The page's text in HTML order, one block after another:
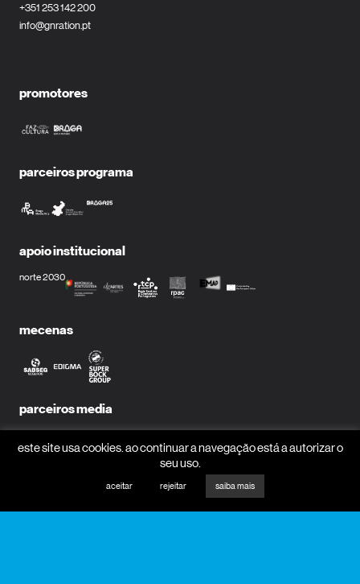
+351 253 142 200
info@gnration.pt
promotores
parceiros programa
apoio institucional
norte 2030
mecenas
parceiros media
este site usa cookies. ao continuar a navegação está a autorizar o
seu uso.
aceitar rejeitar saiba mais